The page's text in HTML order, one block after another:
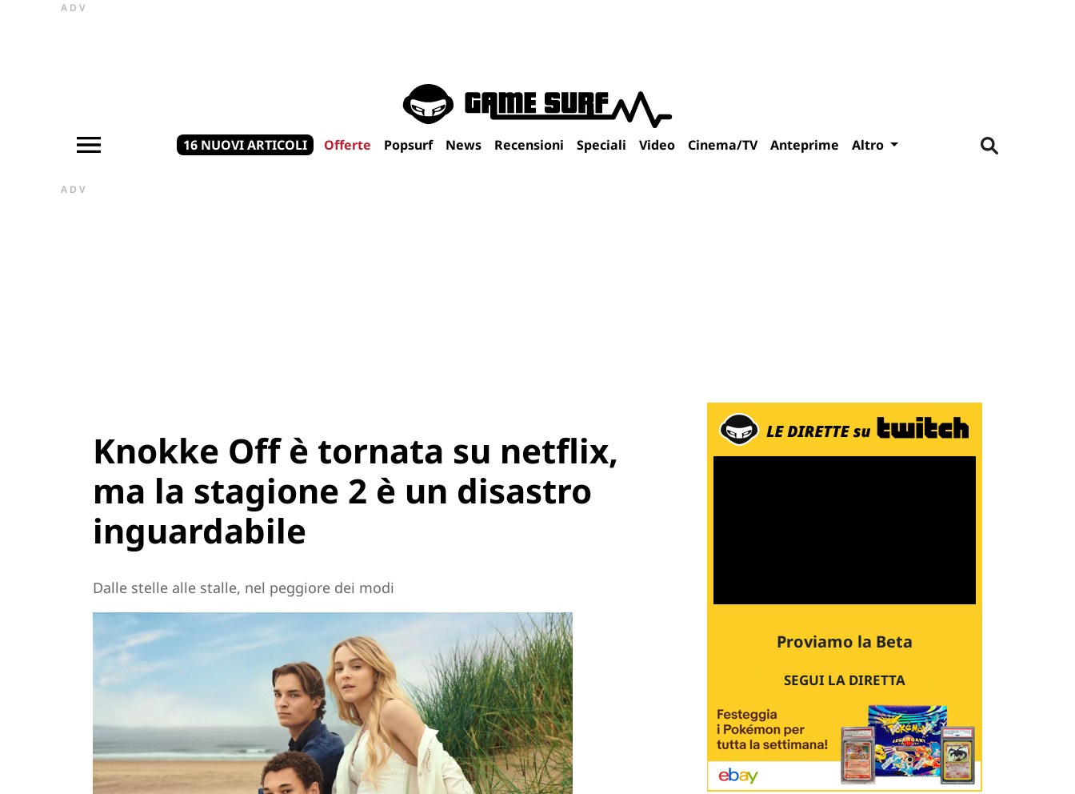
ADV
16 NUOVI ARTICOLI Offerte Popsurf News Recensioni Speciali Video Cinema/TV Anteprime Altro
ADV
Knokke Off è tornata su netflix,
ma la stagione 2 è un disastro
inguardabile
Dalle stelle alle stalle, nel peggiore dei modi
Proviamo la Beta
SEGUI LA DIRETTA